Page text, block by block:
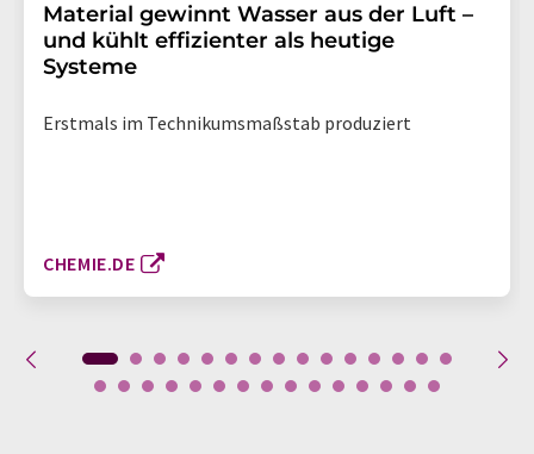
Material gewinnt Wasser aus der Luft –
und kühlt effizienter als heutige
Systeme
Erstmals im Technikumsmaßstab produziert
CHEMIE.DE